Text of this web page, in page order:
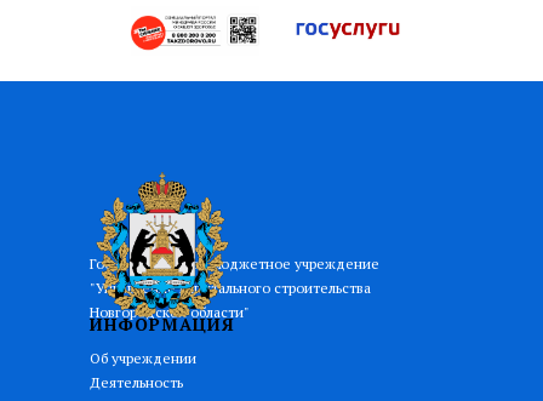
Государственное бюджетное учреждение
"Управление капитального строительства
Новгородской области"
ИНФОРМАЦИЯ
Об учреждении
Деятельность